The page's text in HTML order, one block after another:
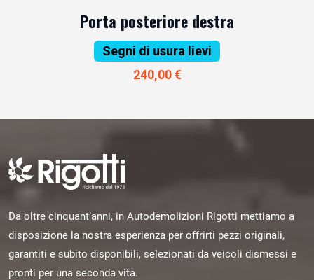
Porta posteriore destra
Segni di usura lievi
240,00 €
Da oltre cinquant’anni, in Autodemolizioni Rigotti mettiamo a
disposizione la nostra esperienza per offrirti pezzi originali,
garantiti e subito disponibili, selezionati da veicoli dismessi e
pronti per una seconda vita.